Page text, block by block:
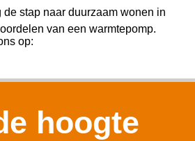
stap naar duurzaam wonen in
van een warmtepomp.
op:
hoogte